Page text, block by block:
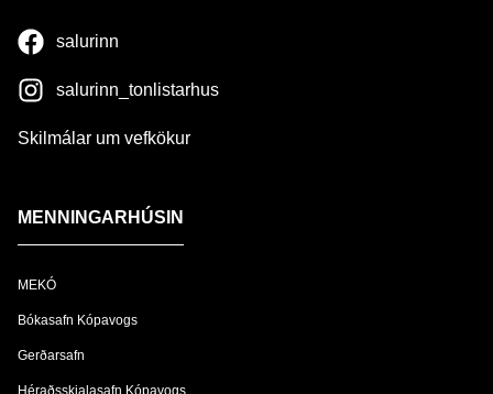
salurinn
salurinn_tonlistarhus
Skilmálar um vefkökur
MENNINGARHÚSIN
MEKÓ
Bókasafn Kópavogs
Gerðarsafn
Héraðsskjalasafn Kópavogs